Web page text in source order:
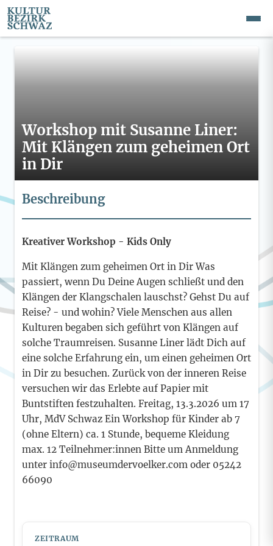
Workshop mit Susanne Liner:
Mit Klängen zum geheimen Ort
in Dir
Beschreibung
Kreativer Workshop - Kids Only
Mit Klängen zum geheimen Ort in Dir Was
passiert, wenn Du Deine Augen schließt und den
Klängen der Klangschalen lauschst? Gehst Du auf
Reise? - und wohin? Viele Menschen aus allen
Kulturen begaben sich geführt von Klängen auf
solche Traumreisen. Susanne Liner lädt Dich auf
eine solche Erfahrung ein, um einen geheimen Ort
in Dir zu besuchen. Zurück von der inneren Reise
versuchen wir das Erlebte auf Papier mit
Buntstiften festzuhalten. Freitag, 13.3.2026 um 17
Uhr, MdV Schwaz Ein Workshop für Kinder ab 7
(ohne Eltern) ca. 1 Stunde, bequeme Kleidung
max. 12 Teilnehmer:innen Bitte um Anmeldung
unter info@museumdervoelker.com oder 05242
66090
ZEITRAUM